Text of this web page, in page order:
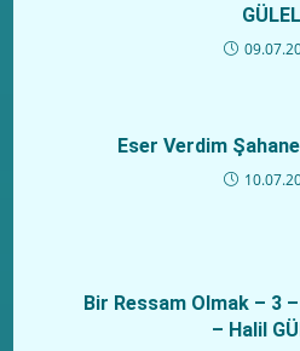
GÜLEL
Eser Verdim
Bir Ressam Olmak – 3
– Halil